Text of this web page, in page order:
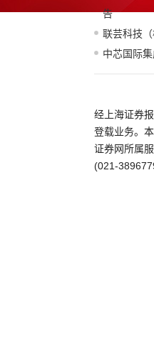
告
联芸科技
中芯国际
经上海证券
登载业务。
证券网所属
(021-